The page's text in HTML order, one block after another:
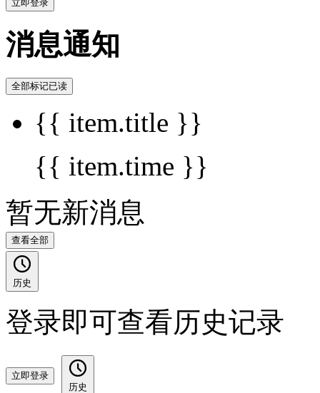
立即登录
消息通知
全部标记已读
{{ item.title }}
{{ item.time }}
暂无新消息
查看全部
历史
登录即可查看历史记录
立即登录
历史